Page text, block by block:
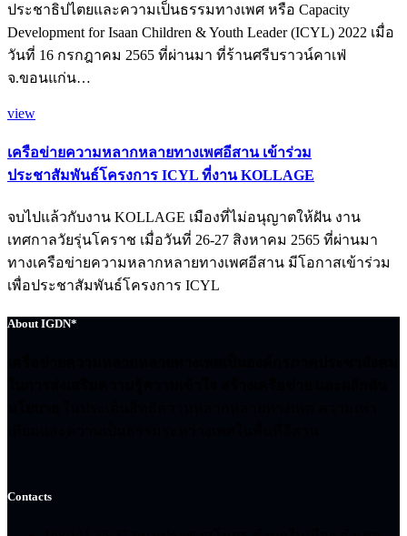
ประชาธิปไตยและความเป็นธรรมทางเพศ หรือ Capacity
Development for Isaan Children & Youth Leader (ICYL) 2022 เมื่อ
วันที่ 16 กรกฎาคม 2565 ที่ผ่านมา ที่ร้านศรีบราวน์คาเฟ่
จ.ขอนแก่น…
view
เครือข่ายความหลากหลายทางเพศอีสาน เข้าร่วม
ประชาสัมพันธ์โครงการ ICYL ที่งาน KOLLAGE
จบไปแล้วกับงาน KOLLAGE เมืองที่ไม่อนุญาตให้ฝัน งาน
เทศกาลวัยรุ่นโคราช เมื่อวันที่ 26-27 สิงหาคม 2565 ที่ผ่านมา
ทางเครือข่ายความหลากหลายทางเพศอีสาน มีโอกาสเข้าร่วม
เพื่อประชาสัมพันธ์โครงการ ICYL
About IGDN*
Contacts